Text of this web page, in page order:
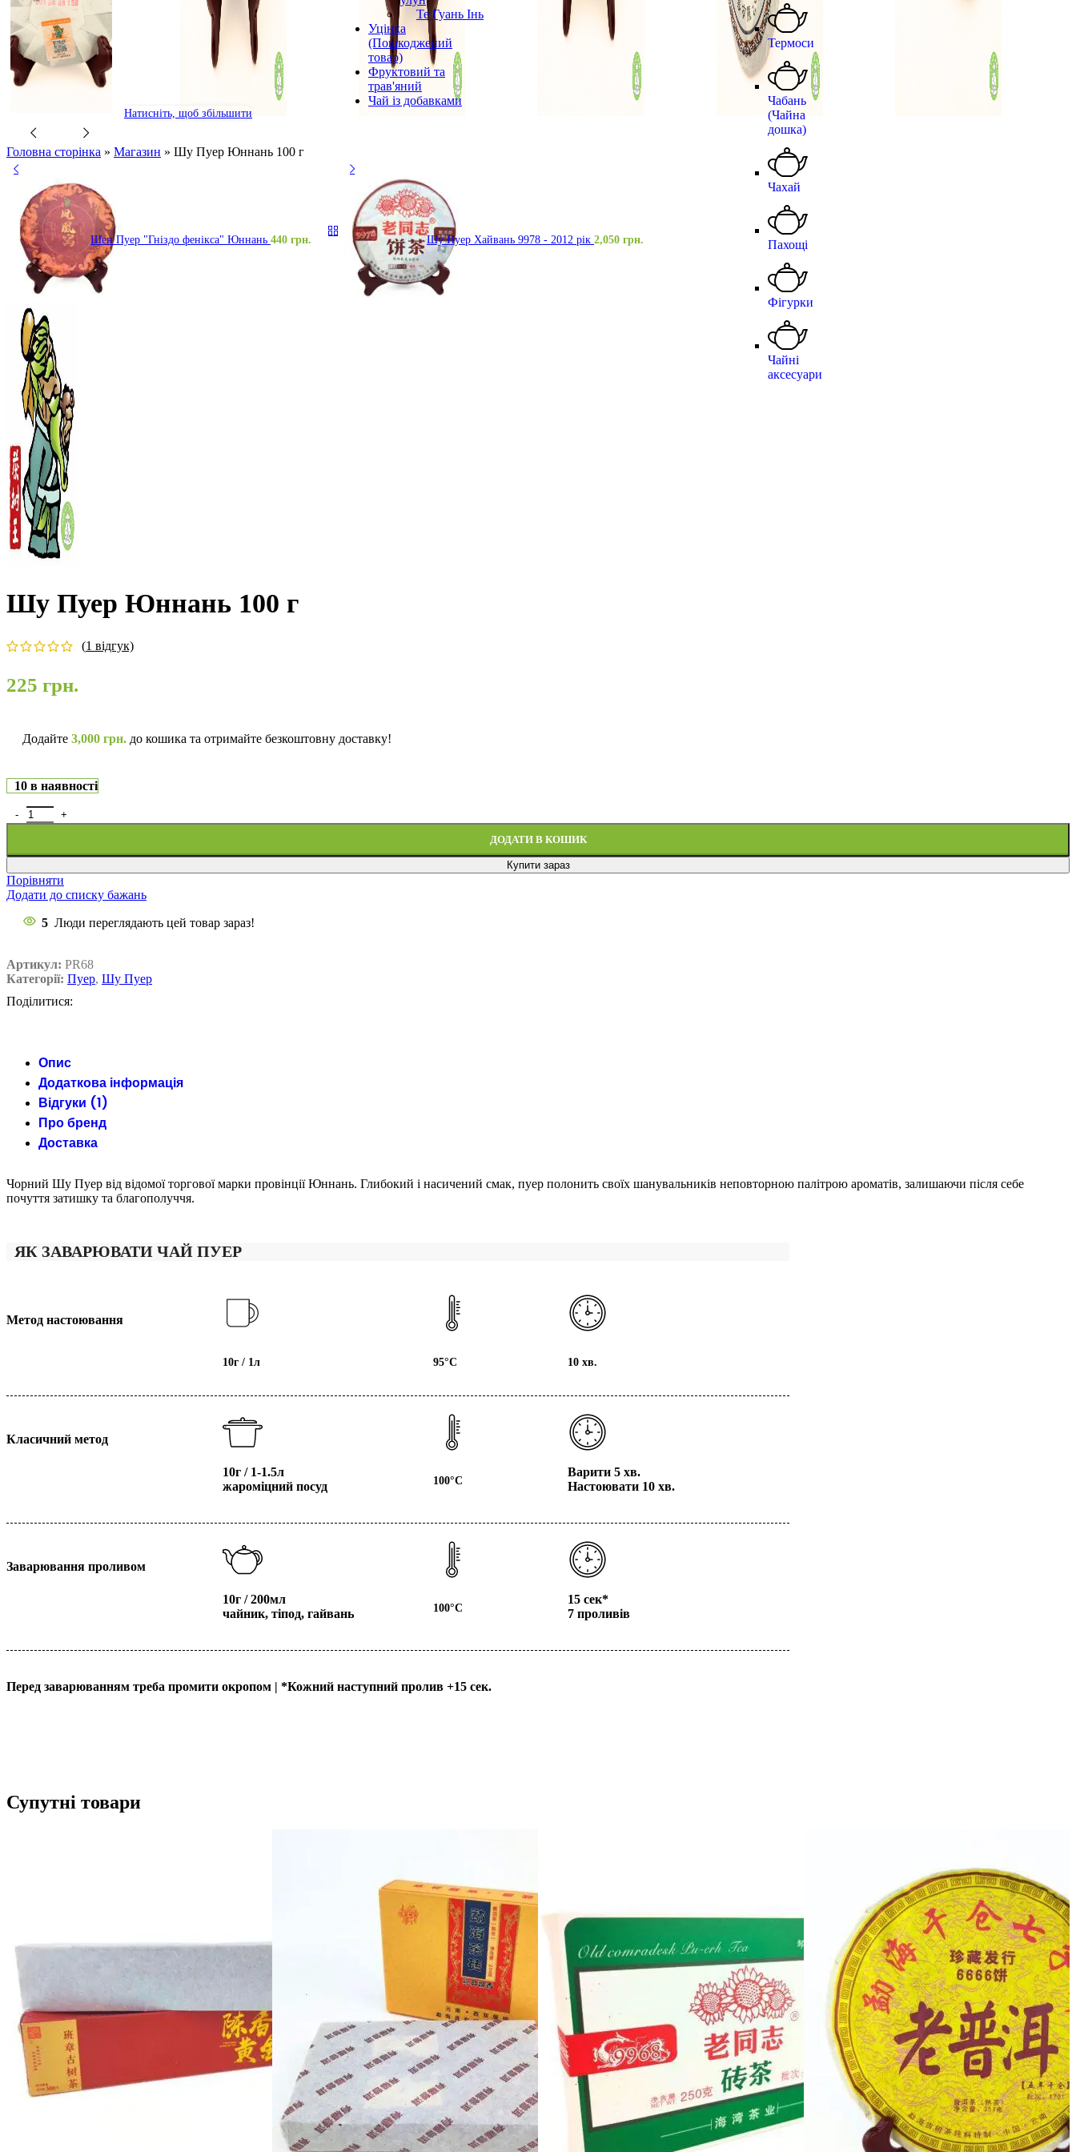
Те Гуань Інь
Уцінка
(Пошкоджений
товар)
Фруктовий та
трав'яний
Чай із добавками
Термоси
Чабань
(Чайна
дошка)
Чахай
Пахощі
Фігурки
Чайні
аксесуари
Натисніть, щоб збільшити
Головна сторінка » Магазин » Шу Пуер Юннань 100 г
Шен Пуер "Гніздо фенікса" Юннань 440 грн. Шу Пуер Хайвань 9978 - 2012 рік 2,050 грн.
Шу Пуер Юннань 100 г
(1 відгук)
225 грн.
Додайте 3,000 грн. до кошика та отримайте безкоштовну доставку!
10 в наявності
ДОДАТИ В КОШИК
Купити зараз
Порівняти
Додати до списку бажань
5 Люди переглядають цей товар зараз!
Артикул: PR68
Категорії: Пуер, Шу Пуер
Поділитися:
Опис
Додаткова інформація
Відгуки (1)
Про бренд
Доставка
Чорний Шу Пуер від відомої торгової марки провінції Юннань. Глибокий і насичений смак, пуер полонить своїх шанувальників неповторною палітрою ароматів, залишаючи після себе
почуття затишку та благополуччя.
ЯК ЗАВАРЮВАТИ ЧАЙ ПУЕР
Метод настоювання
10г / 1л 95°С 10 хв.
Класичний метод
10г / 1-1.5л
жароміцний посуд
100°С
Варити 5 хв.
Настоювати 10 хв.
Заварювання проливом
10г / 200мл
чайник, тіпод, гайвань
100°С
15 сек*
7 проливів
Перед заварюванням треба промити окропом | *Кожний наступний пролив +15 сек.
Супутні товари